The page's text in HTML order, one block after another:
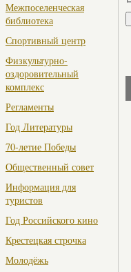
Межпоселенческая
библиотека
Спортивный центр
Физкультурно-
оздоровительный
комплекс
Регламенты
Год Литературы
70-летие Победы
Общественный совет
Информация для
туристов
Год Российского кино
Крестецкая строчка
Молодёжь